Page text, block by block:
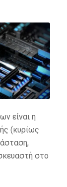
είναι η
(κυρίως
στο